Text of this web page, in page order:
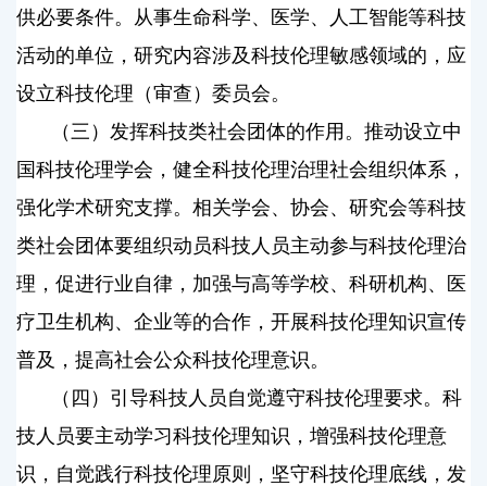
供必要条件。从事生命科学、医学、人工智能等科技
活动的单位，研究内容涉及科技伦理敏感领域的，应
设立科技伦理（审查）委员会。
（三）发挥科技类社会团体的作用。推动设立中
国科技伦理学会，健全科技伦理治理社会组织体系，
强化学术研究支撑。相关学会、协会、研究会等科技
类社会团体要组织动员科技人员主动参与科技伦理治
理，促进行业自律，加强与高等学校、科研机构、医
疗卫生机构、企业等的合作，开展科技伦理知识宣传
普及，提高社会公众科技伦理意识。
（四）引导科技人员自觉遵守科技伦理要求。科
技人员要主动学习科技伦理知识，增强科技伦理意
识，自觉践行科技伦理原则，坚守科技伦理底线，发